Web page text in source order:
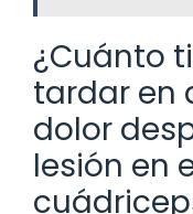
¿Cuánto
tardar en
dolor
lesión en